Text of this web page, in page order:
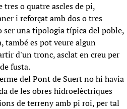
o quatre ascles de pi,
i reforçat amb dos o tres
ser una tipologia típica del poble,
també es pot veure algun
d'un tronc, asclat en creu per
fusta.
del Pont de Suert no hi havia
de les obres hidroelèctriques
de terreny amb pi roi, per tal